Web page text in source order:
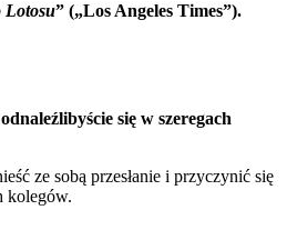
Lotosu” („Los Angeles Times”).
się w szeregach
ze sobą przesłanie i przyczynić się
kolegów.